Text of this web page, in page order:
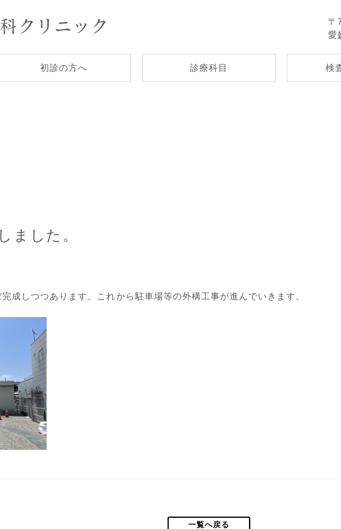
〒
愛
初診の方へ 診療科目 検
ました。
成しつつあります。これから駐車場等の外構工事が進んでいきます。
一覧へ戻る